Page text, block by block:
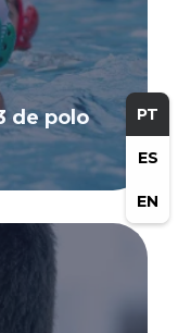
PT
ES
EN
de polo